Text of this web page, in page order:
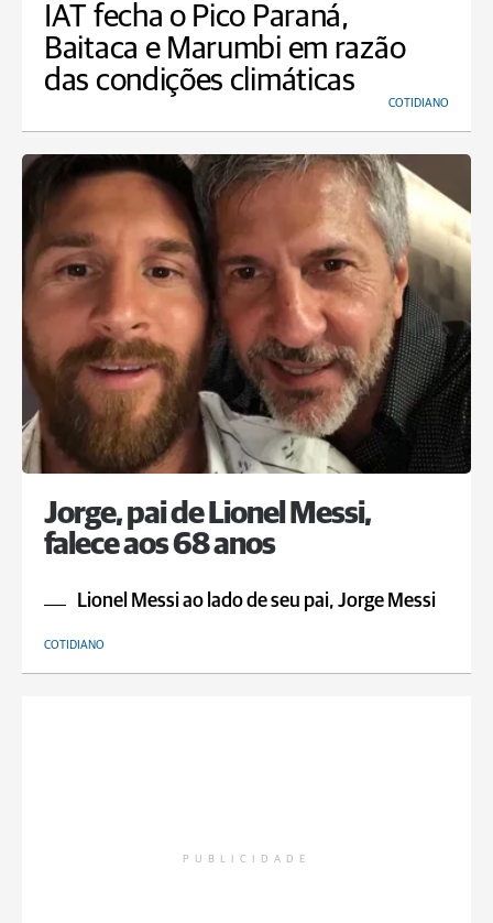
IAT fecha o Pico Paraná,
Baitaca e Marumbi em razão
das condições climáticas
COTIDIANO
Jorge, pai de Lionel Messi,
falece aos 68 anos
Lionel Messi ao lado de seu pai, Jorge Messi
COTIDIANO
PUBLICIDADE